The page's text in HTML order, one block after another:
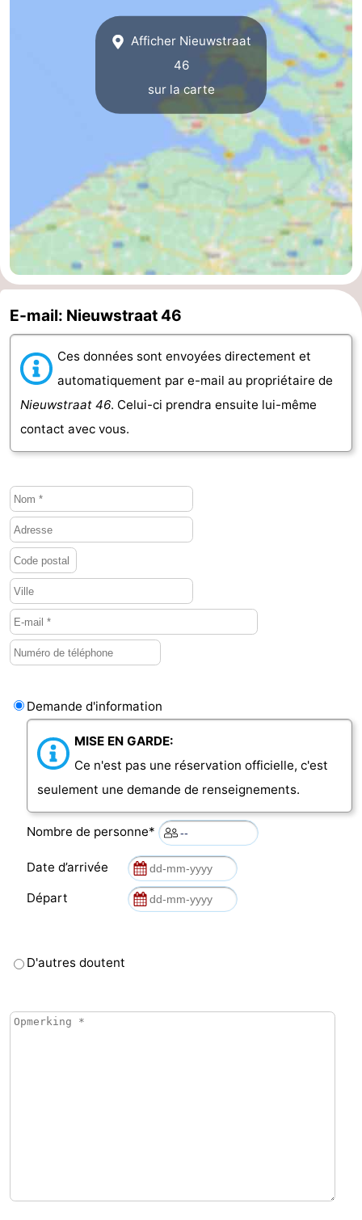
Nature
de
Mantelingen
Domburg
-
Westkapelle
-
Nature
Walcherse
-
Dishoek
Middelburg
Zeeuws-
Nieuwvliet
-
Sluis
-
Cadzand
-
Nature
Het
Météo
Contact
Afficher Nieuwstraat
46
sur la carte
E-mail: Nieuwstraat 46
Ces données sont envoyées directement et
automatiquement par e-mail au propriétaire de
Nieuwstraat 46. Celui-ci prendra ensuite lui-même
contact avec vous.
Demande d'information
MISE EN GARDE:
Ce n'est pas une réservation officielle, c'est
seulement une demande de renseignements.
Nombre de personne*
Date d’arrivée
Départ
D'autres doutent